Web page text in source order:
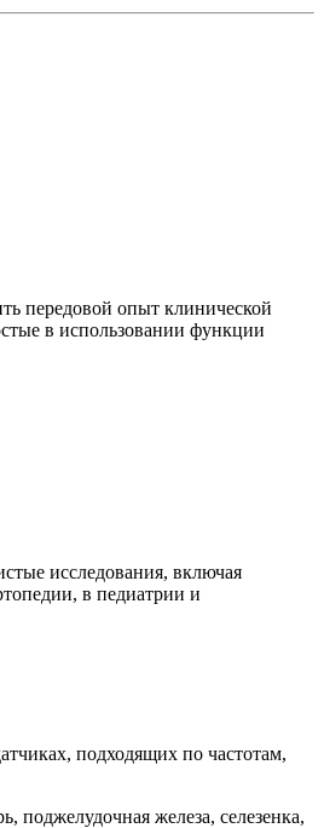
передовой опыт клинической
в использовании функции
исследования, включая
в педиатрии и
подходящих по частотам,
поджелудочная железа, селезенка,